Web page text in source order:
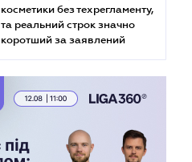
косметики без техрегламенту,
та реальний строк значно
коротший за заявлений